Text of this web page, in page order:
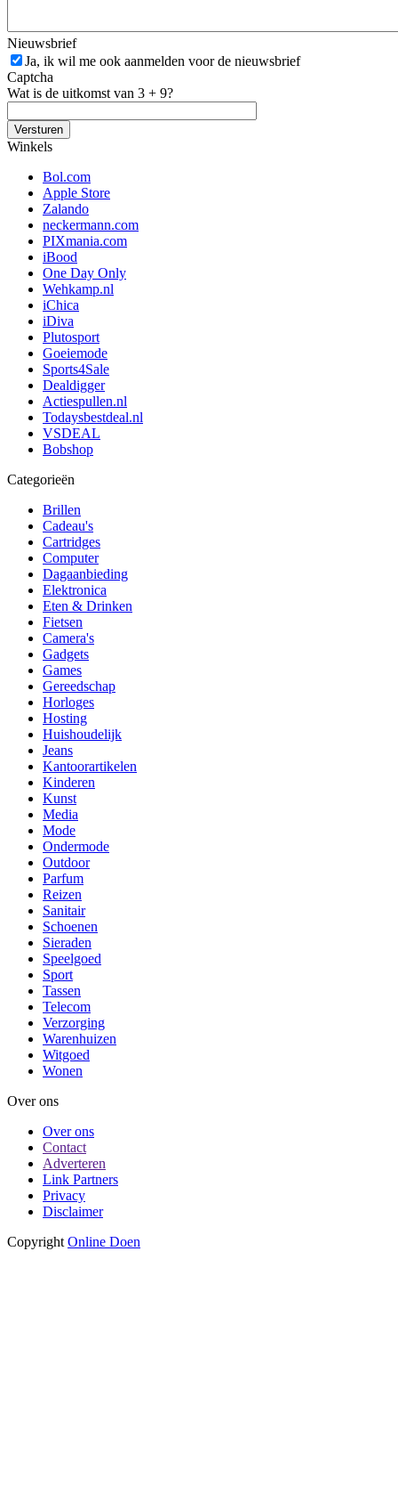
Nieuwsbrief
Ja, ik wil me ook aanmelden voor de nieuwsbrief
Captcha
Wat is de uitkomst van 3 + 9?
Winkels
Bol.com
Apple Store
Zalando
neckermann.com
PIXmania.com
iBood
One Day Only
Wehkamp.nl
iChica
iDiva
Plutosport
Goeiemode
Sports4Sale
Dealdigger
Actiespullen.nl
Todaysbestdeal.nl
VSDEAL
Bobshop
Categorieën
Brillen
Cadeau's
Cartridges
Computer
Dagaanbieding
Elektronica
Eten & Drinken
Fietsen
Camera's
Gadgets
Games
Gereedschap
Horloges
Hosting
Huishoudelijk
Jeans
Kantoorartikelen
Kinderen
Kunst
Media
Mode
Ondermode
Outdoor
Parfum
Reizen
Sanitair
Schoenen
Sieraden
Speelgoed
Sport
Tassen
Telecom
Verzorging
Warenhuizen
Witgoed
Wonen
Over ons
Over ons
Contact
Adverteren
Link Partners
Privacy
Disclaimer
Copyright Online Doen